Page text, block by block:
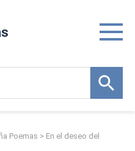
Poemas > En el deseo del